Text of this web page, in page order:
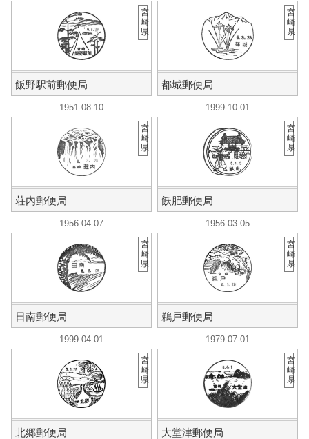
飯野駅前郵便局
宮
崎
県
都城郵便局
宮
崎
県
1951-08-10
荘内郵便局
宮
崎
県
1999-10-01
飫肥郵便局
宮
崎
県
1956-04-07
日南郵便局
宮
崎
県
1956-03-05
鵜戸郵便局
宮
崎
県
1999-04-01
北郷郵便局
宮
崎
県
1979-07-01
大堂津郵便局
宮
崎
県